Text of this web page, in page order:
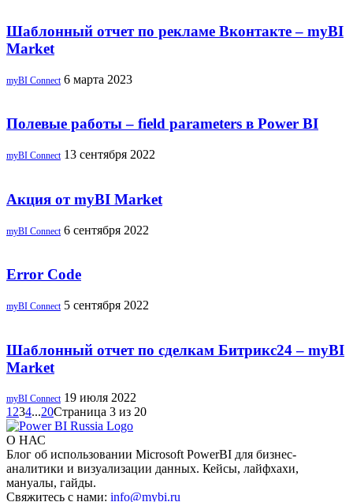
Шаблонный отчет по рекламе Вконтакте – myBI
Market
myBI Connect 6 марта 2023
Полевые работы – field parameters в Power BI
myBI Connect 13 сентября 2022
Акция от myBI Market
myBI Connect 6 сентября 2022
Error Code
myBI Connect 5 сентября 2022
Шаблонный отчет по сделкам Битрикс24 – myBI
Market
myBI Connect 19 июля 2022
1 234...20Страница 3 из 20
О НАС
Блог об использовании Microsoft PowerBI для бизнес-
аналитики и визуализации данных. Кейсы, лайфхахи,
мануалы, гайды.
Свяжитесь с нами: info@mybi.ru